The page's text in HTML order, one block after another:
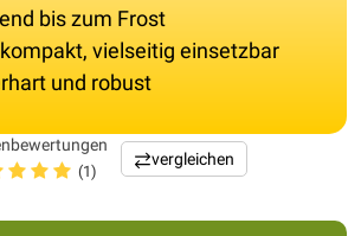
bis zum Frost
vielseitig einsetzbar
und robust
(1)
vergleichen